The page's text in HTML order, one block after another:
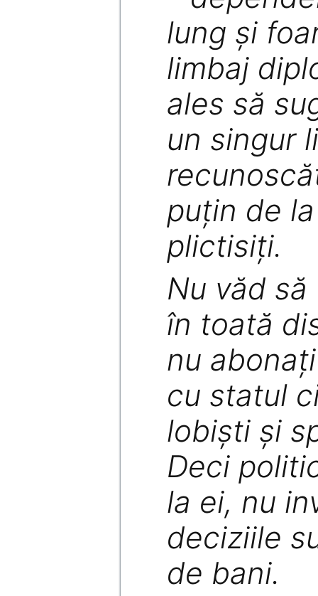
lung şi
limbaj
ales să
un singur
puţin de
plictisiţi.
Nu văd
în toată
nu
cu statul
lobişti şi
Deci
la ei, nu
deciziile
de bani.